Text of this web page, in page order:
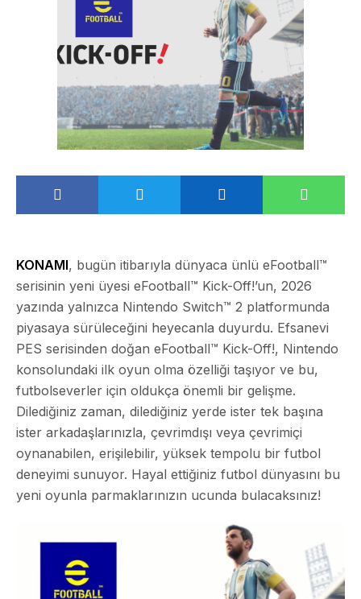
KONAMI, bugün itibarıyla dünyaca ünlü eFootball™
serisinin yeni üyesi eFootball™ Kick-Off!’un, 2026
yazında yalnızca Nintendo Switch™ 2 platformunda
piyasaya sürüleceğini heyecanla duyurdu. Efsanevi
PES serisinden doğan eFootball™ Kick-Off!, Nintendo
konsolundaki ilk oyun olma özelliği taşıyor ve bu,
futbolseverler için oldukça önemli bir gelişme.
Dilediğiniz zaman, dilediğiniz yerde ister tek başına
ister arkadaşlarınızla, çevrimdışı veya çevrimiçi
oynanabilen, erişilebilir, yüksek tempolu bir futbol
deneyimi sunuyor. Hayal ettiğiniz futbol dünyasını bu
yeni oyunla parmaklarınızın ucunda bulacaksınız!